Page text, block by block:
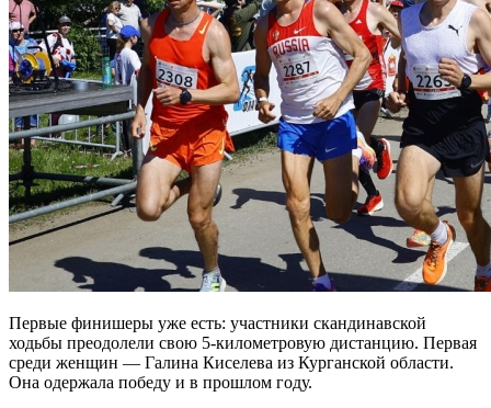
Первые финишеры уже есть: участники скандинавской
ходьбы преодолели свою 5-километровую дистанцию. Первая
среди женщин — Галина Киселева из Курганской области.
Она одержала победу и в прошлом году.